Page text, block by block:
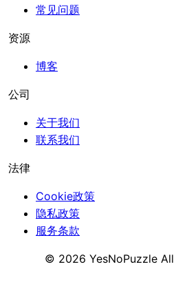
常见问题
资源
博客
公司
关于我们
联系我们
法律
Cookie政策
隐私政策
服务条款
© 2026 YesNoPuzzleAll